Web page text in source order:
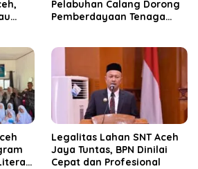
Pelabuhan Calang Dorong
Pemberdayaan Tenaga
Legalitas Lahan SNT Aceh
Jaya Tuntas, BPN Dinilai
Cepat dan Profesional